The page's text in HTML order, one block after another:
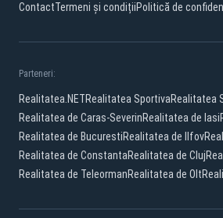
ContactTermeni și condițiiPolitică de
Parteneri:
Realitatea.NETRealitatea SportivaRealitatea
Realitatea de Caras-SeverinRealitatea de Iasi
Realitatea de BucurestiRealitatea de Ilfov
Realitatea de ConstantaRealitatea de Cluj
Realitatea de TeleormanRealitatea de Olt